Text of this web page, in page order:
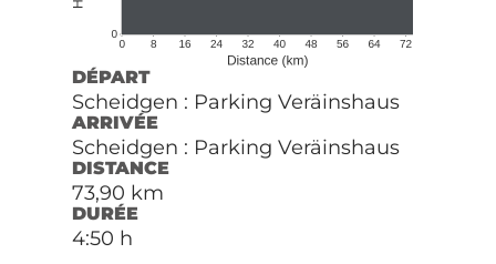
DÉPART
Scheidgen : Parking Veräinshaus
ARRIVÉE
Scheidgen : Parking Veräinshaus
DISTANCE
73,90 km
DURÉE
4:50 h